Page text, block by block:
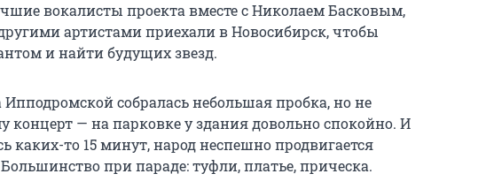
вокалисты проекта вместе с Николаем Басковым,
артистами приехали в Новосибирск, чтобы
и найти будущих звезд.
собралась небольшая пробка, но не
концерт — на парковке у здания довольно спокойно. И
каких-то 15 минут, народ неспешно продвигается
Большинство при параде: туфли, платье, прическа.